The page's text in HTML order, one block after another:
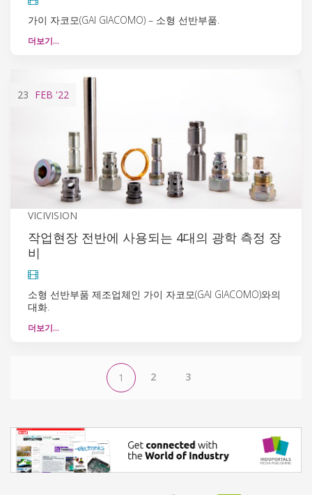
가이 자코모(GAI GIACOMO) – 소형 선반부품.
더보기…
23 FEB '22
VICIVISION
작업현장 전반에 사용되는 4대의 광학 측정 장
비
소형 선반부품 제조업체인 가이 자코모(GAI GIACOMO)와의
대화.
더보기…
1 2 3